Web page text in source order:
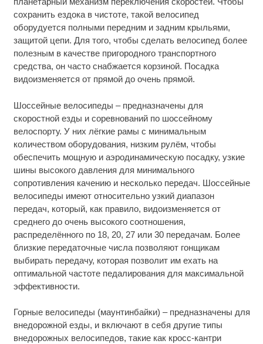
сохранить ездока в чистоте, такой велосипед
оборудуется полными передним и задним крыльями,
защитой цепи. Для того, чтобы сделать велосипед более
полезным в качестве пригородного транспортного
средства, он часто снабжается корзиной. Посадка
видоизменяется от прямой до очень прямой.
Шоссейные велосипеды – предназначены для
скоростной езды и соревнований по шоссейному
велоспорту. У них лёгкие рамы с минимальным
количеством оборудования, низким рулём, чтобы
обеспечить мощную и аэродинамическую посадку, узкие
шины высокого давления для минимального
сопротивления качению и несколько передач. Шоссейные
велосипеды имеют относительно узкий диапазон
передач, который, как правило, видоизменяется от
среднего до очень высокого соотношения,
распределённого по 18, 20, 27 или 30 передачам. Более
близкие передаточные числа позволяют гонщикам
выбирать передачу, которая позволит им ехать на
оптимальной частоте педалирования для максимальной
эффективности.
Горные велосипеды (маунтинбайки) – предназначены для
внедорожной езды, и включают в себя другие типы
внедорожных велосипедов, такие как кросс-кантри